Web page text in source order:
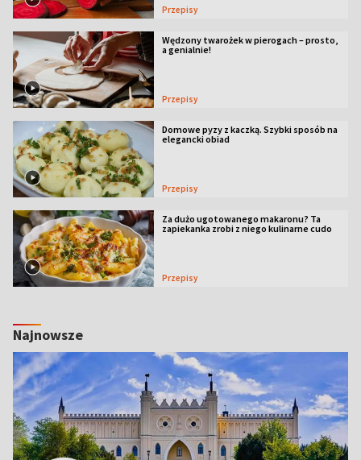
Przepisy
Wędzony twarożek w pierogach – prosto,
a genialnie!
Przepisy
Domowe pyzy z kaczką. Szybki sposób na
elegancki obiad
Przepisy
Za dużo ugotowanego makaronu? Ta
zapiekanka zrobi z niego kulinarne cudo
Przepisy
Najnowsze